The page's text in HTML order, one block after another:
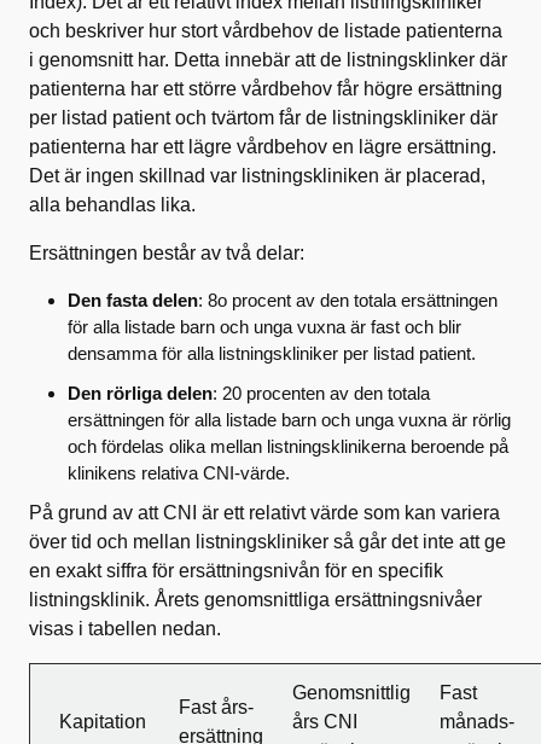
och beskriver hur stort vårdbehov de listade patienterna
i genomsnitt har. Detta innebär att de listningsklinker där
patienterna har ett större vårdbehov får högre ersättning
per listad patient och tvärtom får de listningskliniker där
patienterna har ett lägre vårdbehov en lägre ersättning.
Det är ingen skillnad var listningskliniken är placerad,
alla behandlas lika.
Ersättningen består av två delar:
Den fasta delen: 8o procent av den totala ersättningen
för alla listade barn och unga vuxna är fast och blir
densamma för alla listningskliniker per listad patient.
Den rörliga delen: 20 procenten av den totala
ersättningen för alla listade barn och unga vuxna är rörlig
och fördelas olika mellan listningsklinikerna beroende på
klinikens relativa CNI-värde.
På grund av att CNI är ett relativt värde som kan variera
över tid och mellan listningskliniker så går det inte att ge
en exakt siffra för ersättningsnivån för en specifik
listningsklinik. Årets genomsnittliga ersättningsnivåer
visas i tabellen nedan.
Kapitation
Fast års-
ersättning
Genomsnittlig
års CNI
Fast
månads-